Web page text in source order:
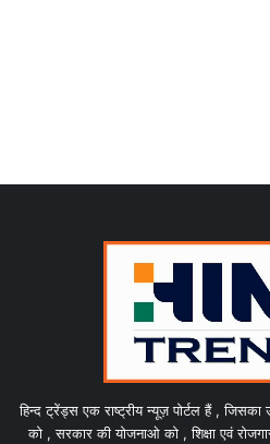
हिन्द ट्रेंड्स एक राष्ट्रीय न्यूज़ पोर्टल हैं ,
को , सरकार की योजनाओ को , शिक्षा एवं